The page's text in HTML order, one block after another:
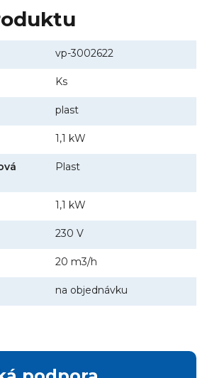
vp-3002622
Ks
plast
1,1 kW
Plast
1,1 kW
230 V
20 m3/h
na objednávku